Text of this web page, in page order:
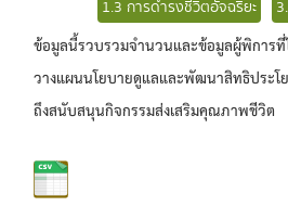
1.3 การดำรงชีวิตอัจฉริยะ
ข้อมูลนี้รวบรวมจำนวนและข้อมูลผู้พิการที่
วางแผนนโยบายดูแลและพัฒนาสิทธิประ
ถึงสนับสนุนกิจกรรมส่งเสริมคุณภาพชีวิต